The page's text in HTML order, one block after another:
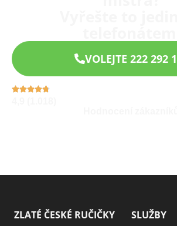
VOLEJTE 222 292
ZLATÉ ČESKÉ RUČIČKY SLUŽBY